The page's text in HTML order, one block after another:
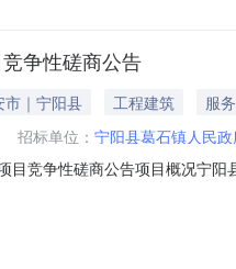
争性磋商公告
市｜宁阳县 工程建筑
服务
招标单位： 宁阳县葛石镇人民
目竞争性磋商公告项目概况宁
间项目，主要包含建筑、装饰